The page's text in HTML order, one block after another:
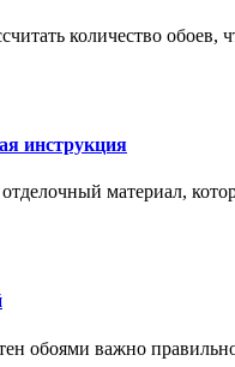
количество обоев,
инструкция
материал,
обоями важно